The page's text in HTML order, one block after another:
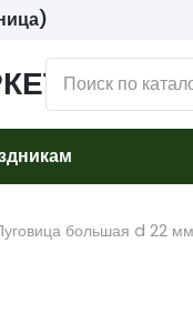
большая d 22